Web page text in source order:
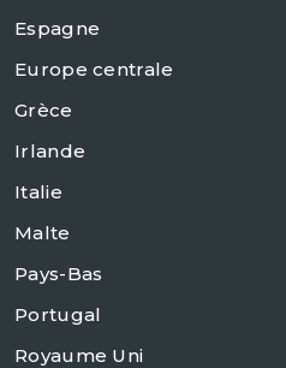
Espagne
Europe centrale
Grèce
Irlande
Italie
Malte
Pays-Bas
Portugal
Royaume Uni